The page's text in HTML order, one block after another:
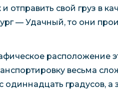
отправить свой груз в
— Удачный, то они
расположение
весьма
одиннадцать градусов,